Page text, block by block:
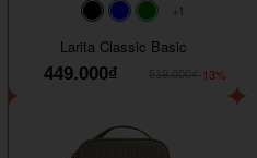
#faf0e6
#000000#0000FF#008000
+1
Larita Classic Basic
449.000₫
-13%